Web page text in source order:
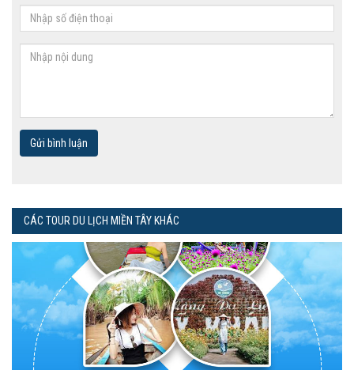
Gửi bình luận
CÁC TOUR DU LỊCH MIỀN TÂY KHÁC